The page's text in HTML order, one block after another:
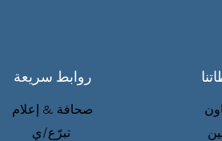
روابط سريعة
صحافة & إعلام
تبرّع/ي